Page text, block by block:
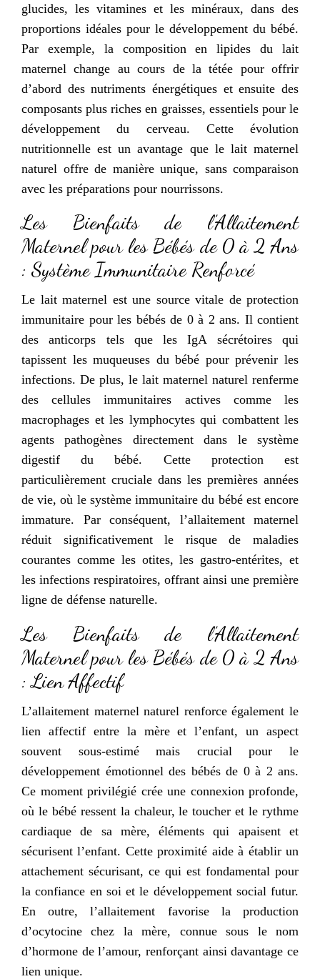
glucides, les vitamines et les minéraux, dans des
proportions idéales pour le développement du bébé.
Par exemple, la composition en lipides du lait
maternel change au cours de la tétée pour offrir
d’abord des nutriments énergétiques et ensuite des
composants plus riches en graisses, essentiels pour le
développement du cerveau. Cette évolution
nutritionnelle est un avantage que le lait maternel
naturel offre de manière unique, sans comparaison
avec les préparations pour nourrissons.
Les Bienfaits de l’Allaitement
Maternel pour les Bébés de 0 à 2 Ans
: Système Immunitaire Renforcé
Le lait maternel est une source vitale de protection
immunitaire pour les bébés de 0 à 2 ans. Il contient
des anticorps tels que les IgA sécrétoires qui
tapissent les muqueuses du bébé pour prévenir les
infections. De plus, le lait maternel naturel renferme
des cellules immunitaires actives comme les
macrophages et les lymphocytes qui combattent les
agents pathogènes directement dans le système
digestif du bébé. Cette protection est
particulièrement cruciale dans les premières années
de vie, où le système immunitaire du bébé est encore
immature. Par conséquent, l’allaitement maternel
réduit significativement le risque de maladies
courantes comme les otites, les gastro-entérites, et
les infections respiratoires, offrant ainsi une première
ligne de défense naturelle.
Les Bienfaits de l’Allaitement
Maternel pour les Bébés de 0 à 2 Ans
: Lien Affectif
L’allaitement maternel naturel renforce également le
lien affectif entre la mère et l’enfant, un aspect
souvent sous-estimé mais crucial pour le
développement émotionnel des bébés de 0 à 2 ans.
Ce moment privilégié crée une connexion profonde,
où le bébé ressent la chaleur, le toucher et le rythme
cardiaque de sa mère, éléments qui apaisent et
sécurisent l’enfant. Cette proximité aide à établir un
attachement sécurisant, ce qui est fondamental pour
la confiance en soi et le développement social futur.
En outre, l’allaitement favorise la production
d’ocytocine chez la mère, connue sous le nom
d’hormone de l’amour, renforçant ainsi davantage ce
lien unique.